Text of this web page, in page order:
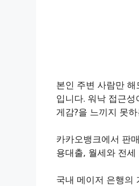
본인 주변 사람만
입니다. 워낙 접근
게감?을 느끼지 못
카카오뱅크에서 판
용대출, 월세와 전
국내 메이저 은행의